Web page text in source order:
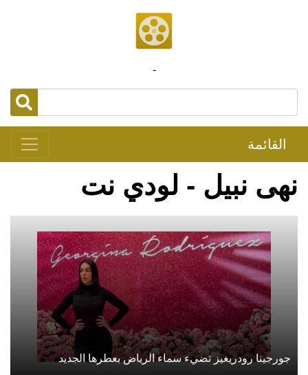
-
القائمة
نهى نبيل - لودي نت
جورجينا رودريغيز تضيء سماء الرياض بعطرها الجديد